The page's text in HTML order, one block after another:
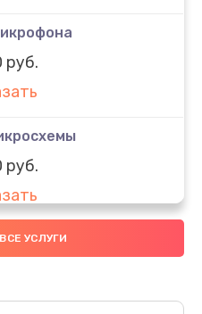
руб.
руб.
камеры
УСЛУГИ